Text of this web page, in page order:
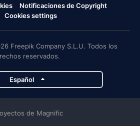
Notificaciones de Copyright
Cookies settings
Freepik Company S.L.U. Todos los
reservados.
Español
de Magnific